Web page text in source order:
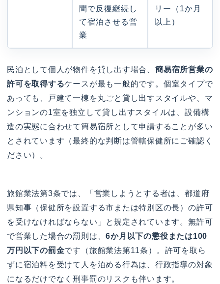
間で反復継続し
て宿泊させる営
業
リー（1か月
以上）
民泊として個人が物件を貸し出す場合、 簡易宿所営業の
許可を取得するケースが最も一般的です。個室タイプで
あっても、戸建て一棟を丸ごと貸し出すスタイルや、マ
ンションの1室を独立して貸し出すスタイルは、設備構
造の実態に合わせて簡易宿所として申請することが多い
とされています（最終的な判断は管轄保健所にご確認く
ださい）。
旅館業法第3条では、「営業しようとする者は、都道府
県知事（保健所を設置する市または特別区の長）の許可
を受けなければならない」と規定されています。無許可
で営業した場合の罰則は、6か月以下の懲役または100
万円以下の罰金です（旅館業法第11条）。許可を取ら
ずに宿泊料を受けて人を泊める行為は、行政指導の対象
になるだけでなく刑事罰のリスクも伴います。